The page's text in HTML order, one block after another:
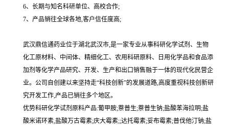
6、长期与知名科研单位、高校合作;
7、产品销往全球各地,客户信任度高;
武汉鼎信通药业位于湖北武汉市,是一家专业从事科研化学试剂、生物
化工原材料、中间体、精细化工、农用科研原料、日用化学品和食品添
加剂等化学产品研究、开发、生产和出口销售融于一体的现代化民营企
业。公司自创建以来坚持走“科技创新”的发展道路,高度重视科技创新研
究开发工作,产品已销往多个地区。
优势科研化学试剂原料产品:葡甲胺;萘普生;萘普生钠;盐酸苯海拉明;盐
酸米诺环素,盐酸万古霉素;庆大霉素;;达托霉素;妥布霉素;普伐他汀钠;盐